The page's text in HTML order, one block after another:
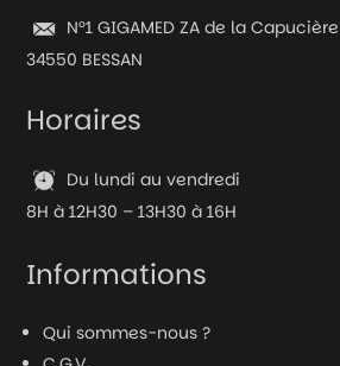
N°1 GIGAMED ZA de la Capucière
34550 BESSAN
Horaires
Du lundi au vendredi
8H à 12H30 – 13H30 à 16H
Informations
Qui sommes-nous ?